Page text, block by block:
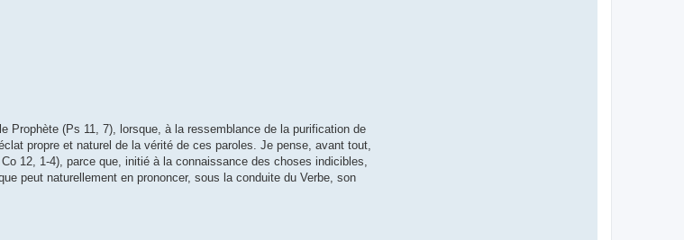
Prophète (Ps 11, 7), lorsque, à la ressemblance de la purification de
propre et naturel de la vérité de ces paroles. Je pense, avant tout,
12, 1-4), parce que, initié à la connaissance des choses indicibles,
peut naturellement en prononcer, sous la conduite du Verbe, son